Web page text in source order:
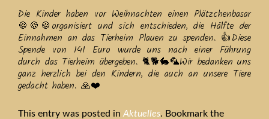
Die Kinder haben vor Weihnachten einen Plätzchenbasar
🍪🍪🍪organisiert und sich entschieden, die Hälfte der
Einnahmen an das Tierheim Plauen zu spenden. 👍Diese
Spende von 141 Euro wurde uns nach einer Führung
durch das Tierheim übergeben. 🐈🐕🐇🦜Wir bedanken uns
ganz herzlich bei den Kindern, die auch an unsere Tiere
gedacht haben. 🙏❤️
This entry was posted in Aktuelles. Bookmark the